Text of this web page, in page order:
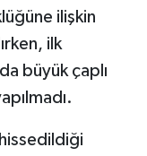
ilişkin
ilk
büyük çaplı